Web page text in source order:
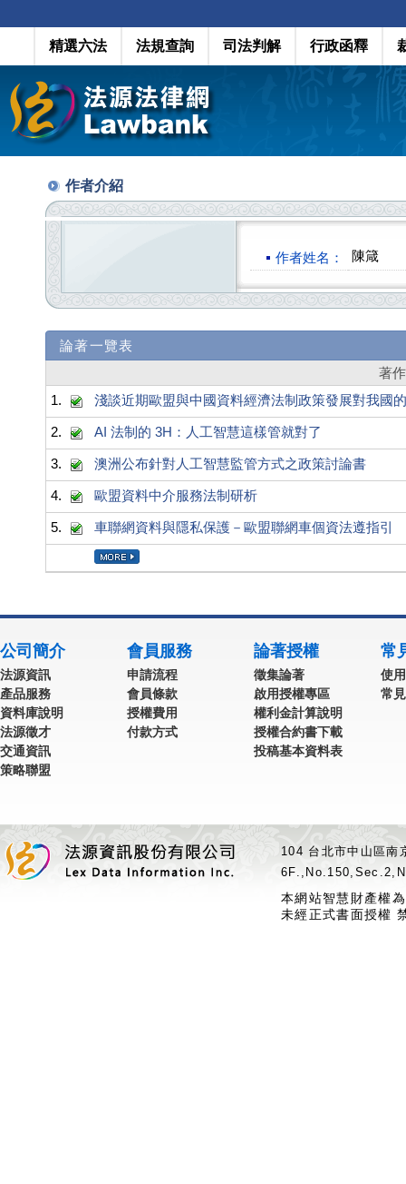
精選六法 法規查詢 司法判解 行政函釋
作者介紹
作者姓名： 陳箴
論著一覽表
著
1.
淺談近期歐盟與中國資料經濟法制政策發展對我國
2. AI 法制的 3H：人工智慧這樣管就對了
3. 澳洲公布針對人工智慧監管方式之政策討論書
4. 歐盟資料中介服務法制研析
5. 車聯網資料與隱私保護－歐盟聯網車個資法遵指引
公司簡介
法源資訊
產品服務
資料庫說明
法源徵才
交通資訊
策略聯盟
會員服務
申請流程
會員條款
授權費用
付款方式
論著授權
徵集論著
啟用授權專區
權利金計算說明
授權合約書下載
投稿基本資料表
常
使
常
104 台北市中山區
本網站智慧財產權
未經正式書面授權